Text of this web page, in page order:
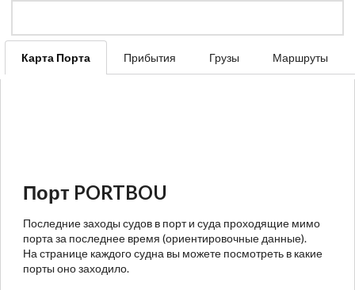
Карта Порта Прибытия Грузы Маршруты
Порт PORTBOU
Последние заходы судов в порт и суда проходящие мимо
порта за последнее время (ориентировочные данные).
На странице каждого судна вы можете посмотреть в какие
порты оно заходило.